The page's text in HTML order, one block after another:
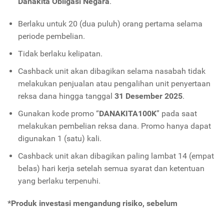
Berlaku untuk 20 (dua puluh) orang pertama selama
periode pembelian.
Tidak berlaku kelipatan.
Cashback unit akan dibagikan selama nasabah tidak
melakukan penjualan atau pengalihan unit penyertaan
reksa dana hingga tanggal 31 Desember 2025.
Gunakan kode promo “DANAKITA100K” pada saat
melakukan pembelian reksa dana. Promo hanya dapat
digunakan 1 (satu) kali.
Cashback unit akan dibagikan paling lambat 14 (empat
belas) hari kerja setelah semua syarat dan ketentuan
yang berlaku terpenuhi.
*Produk investasi mengandung risiko, sebelum